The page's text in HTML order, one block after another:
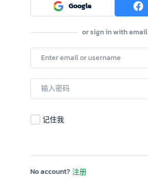
Google
or sign in with email
记住我
No account? 注册